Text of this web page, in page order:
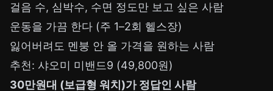
걸음 수, 심박수, 수면 정도만 보고 싶은 사람
운동을 가끔 한다 (주 1–2회 헬스장)
잃어버려도 멘붕 안 올 가격을 원하는 사람
추천: 샤오미 미밴드9 (49,800원)
30만원대 (보급형 워치)가 정답인 사람